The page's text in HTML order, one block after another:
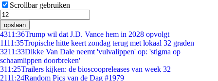
Scrollbar gebruiken
opslaan
4311:36Trump wil dat J.D. Vance hem in 2028 opvolgt
1111:35Tropische hitte keert zondag terug met lokaal 32 graden
3211:33Dikke Van Dale neemt 'vulvalippen' op: 'stigma op
schaamlippen doorbreken'
311:25Trailers kijken: de bioscoopreleases van week 32
2111:24Random Pics van de Dag #1979